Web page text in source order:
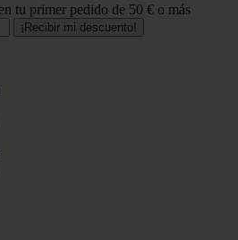
tu primer pedido de 50 € o más
¡Recibir mi descuento!